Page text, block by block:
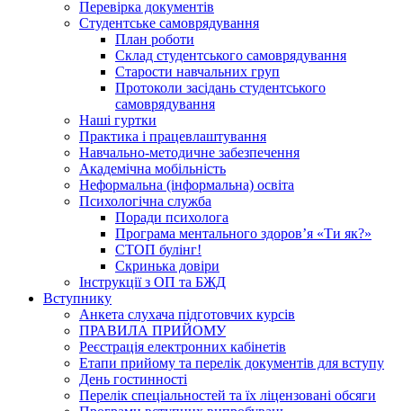
Перевірка документів
Студентське самоврядування
План роботи
Склад студентського самоврядування
Старости навчальних груп
Протоколи засідань студентського
самоврядування
Наші гуртки
Практика і працевлаштування
Навчально-методичне забезпечення
Академічна мобільність
Неформальна (інформальна) освіта
Психологічна служба
Поради психолога
Програма ментального здоров’я «Ти як?»
СТОП булінг!
Скринька довіри
Інструкції з ОП та БЖД
Вступнику
Анкета слухача підготовчих курсів
ПРАВИЛА ПРИЙОМУ
Реєстрація електронних кабінетів
Етапи прийому та перелік документів для вступу
День гостинності
Перелік спеціальностей та їх ліцензовані обсяги